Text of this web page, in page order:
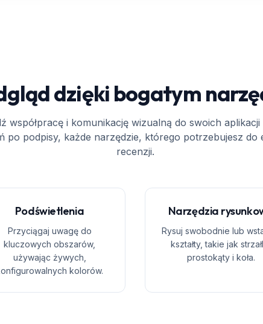
dzięki bogatym
współpracę i komunikację wizualną do swoich
po podpisy, każde narzędzie, którego potrzebujesz do
recenzji.
Podświetlenia
Przyciągaj uwagę do
kluczowych obszarów,
używając żywych,
kolorów.
Narzędzia
Rysuj swobodnie lub
kształty, takie jak
prostokąty i koła.